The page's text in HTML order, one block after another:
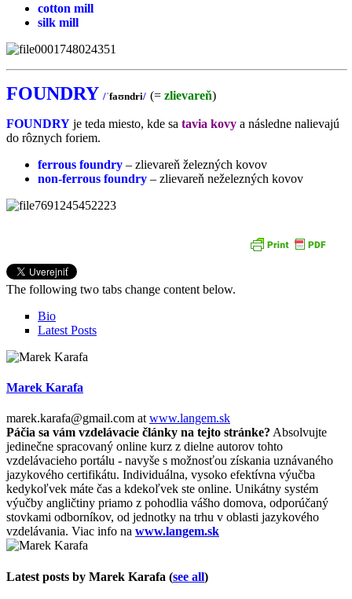
cotton mill
silk mill
FOUNDRY /ˈfaʊndri/ (= zlievareň)
FOUNDRY je teda miesto, kde sa tavia kovy a následne nalievajú
do rôznych foriem.
ferrous foundry – zlievareň železných kovov
non-ferrous foundry – zlievareň neželezných kovov
The following two tabs change content below.
Bio
Latest Posts
Marek Karafa
marek.karafa@gmail.com at www.langem.sk
Páčia sa vám vzdelávacie články na tejto stránke? Absolvujte
jedinečne spracovaný online kurz z dielne autorov tohto
vzdelávacieho portálu - navyše s možnosťou získania uznávaného
jazykového certifikátu. Individuálna, vysoko efektívna výučba
kedykoľvek máte čas a kdekoľvek ste online. Unikátny systém
výučby angličtiny priamo z pohodlia vášho domova, odporúčaný
stovkami odborníkov, od jednotky na trhu v oblasti jazykového
vzdelávania. Viac info na www.langem.sk
Latest posts by Marek Karafa (see all)